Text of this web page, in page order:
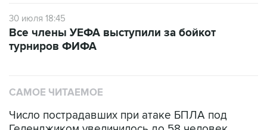
турниров ФИФА
Число пострадавших при атаке БПЛА под